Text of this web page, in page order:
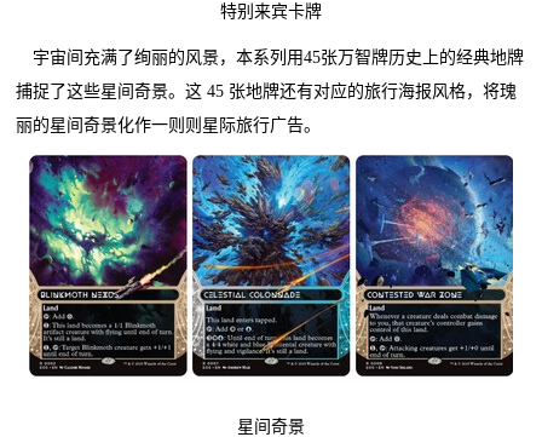
特别来宾卡牌
宇宙间充满了绚丽的风景，本系列用45张万智牌历史上的经典地牌
捕捉了这些星间奇景。这 45 张地牌还有对应的旅行海报风格，将瑰
丽的星间奇景化作一则则星际旅行广告。
星间奇景